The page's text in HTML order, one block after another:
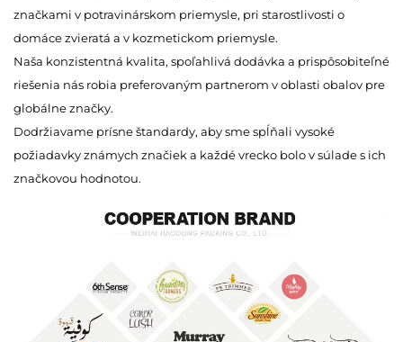
značkami v potravinárskom priemysle, pri starostlivosti o
domáce zvieratá a v kozmetickom priemysle.
Naša konzistentná kvalita, spoľahlivá dodávka a prispôsobiteľné
riešenia nás robia preferovaným partnerom v oblasti obalov pre
globálne značky.
Dodržiavame prísne štandardy, aby sme spĺňali vysoké
požiadavky známych značiek a každé vrecko bolo v súlade s ich
značkovou hodnotou.